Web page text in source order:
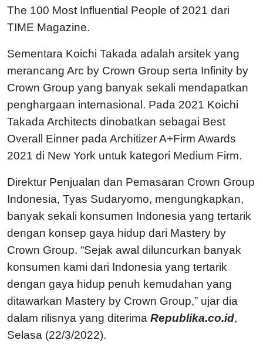
The 100 Most Influential People of 2021 dari
TIME Magazine.
Sementara Koichi Takada adalah arsitek yang
merancang Arc by Crown Group serta Infinity by
Crown Group yang banyak sekali mendapatkan
penghargaan internasional. Pada 2021 Koichi
Takada Architects dinobatkan sebagai Best
Overall Einner pada Architizer A+Firm Awards
2021 di New York untuk kategori Medium Firm.
Direktur Penjualan dan Pemasaran Crown Group
Indonesia, Tyas Sudaryomo, mengungkapkan,
banyak sekali konsumen Indonesia yang tertarik
dengan konsep gaya hidup dari Mastery by
Crown Group. “Sejak awal diluncurkan banyak
konsumen kami dari Indonesia yang tertarik
dengan gaya hidup penuh kemudahan yang
ditawarkan Mastery by Crown Group,” ujar dia
dalam rilisnya yang diterima Republika.co.id,
Selasa (22/3/2022).